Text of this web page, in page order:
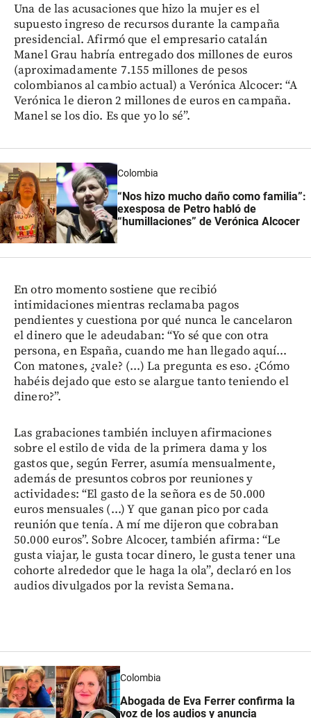
Una de las acusaciones que hizo la mujer es el
supuesto ingreso de recursos durante la campaña
presidencial. Afirmó que el empresario catalán
Manel Grau habría entregado dos millones de euros
(aproximadamente 7.155 millones de pesos
colombianos al cambio actual) a Verónica Alcocer: “A
Verónica le dieron 2 millones de euros en campaña.
Manel se los dio. Es que yo lo sé”.
Colombia
“Nos hizo mucho daño como familia”:
exesposa de Petro habló de
“humillaciones” de Verónica Alcocer
En otro momento sostiene que recibió
intimidaciones mientras reclamaba pagos
pendientes y cuestiona por qué nunca le cancelaron
el dinero que le adeudaban: “Yo sé que con otra
persona, en España, cuando me han llegado aquí...
Con matones, ¿vale? (...) La pregunta es eso. ¿Cómo
habéis dejado que esto se alargue tanto teniendo el
dinero?”.
Las grabaciones también incluyen afirmaciones
sobre el estilo de vida de la primera dama y los
gastos que, según Ferrer, asumía mensualmente,
además de presuntos cobros por reuniones y
actividades: “El gasto de la señora es de 50.000
euros mensuales (...) Y que ganan pico por cada
reunión que tenía. A mí me dijeron que cobraban
50.000 euros”. Sobre Alcocer, también afirma: “Le
gusta viajar, le gusta tocar dinero, le gusta tener una
cohorte alrededor que le haga la ola”, declaró en los
audios divulgados por la revista Semana.
Colombia
Abogada de Eva Ferrer confirma la
voz de los audios y anuncia